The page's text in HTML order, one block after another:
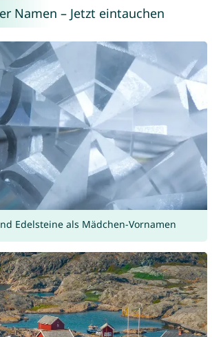
Namen – Jetzt eintauchen
Edelsteine als Mädchen-Vornamen